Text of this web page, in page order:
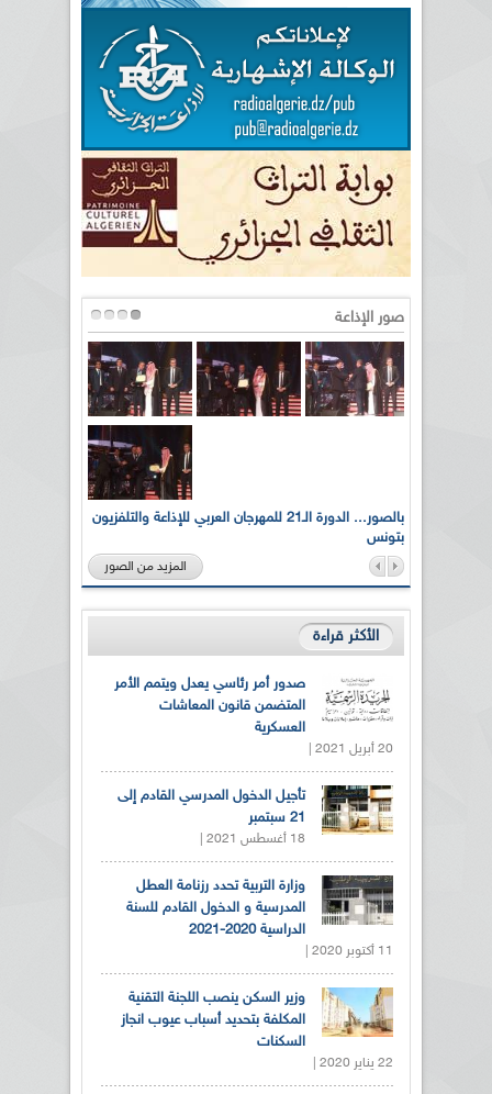
صور الإذاعة
بالصور... الدورة الـ21 للمهرجان العربي للإذاعة والتلفزيون
بتونس
المزيد من الصور
الأكثر قراءة
صدور أمر رئاسي يعدل ويتمم الأمر
المتضمن قانون المعاشات
العسكرية
20 أبريل 2021 |
تأجيل الدخول المدرسي القادم إلى
21 سبتمبر
18 أغسطس 2021 |
وزارة التربية تحدد رزنامة العطل
المدرسية و الدخول القادم للسنة
الدراسية 2020-2021
11 أكتوبر 2020 |
وزير السكن ينصب اللجنة التقنية
المكلفة بتحديد أسباب عيوب انجاز
السكنات
22 يناير 2020 |